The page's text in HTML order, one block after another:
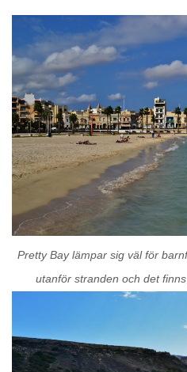
Pretty Bay lämpar sig väl för
utanför stranden och det